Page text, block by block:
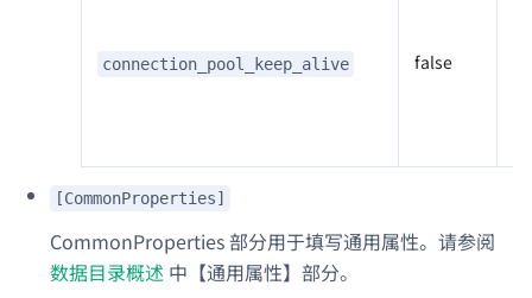
connection_pool_keep_alive false
[CommonProperties]
CommonProperties 部分用于填写通用属性。请参阅
数据目录概述 中【通用属性】部分。